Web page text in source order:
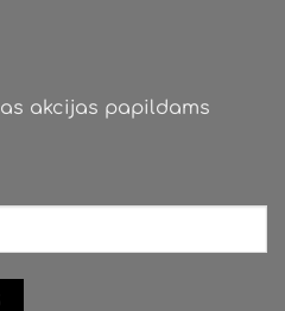
akcijas papildams